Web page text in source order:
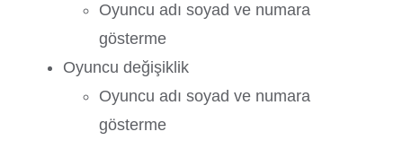
Oyuncu adı soyad ve numara
gösterme
Oyuncu değişiklik
Oyuncu adı soyad ve numara
gösterme